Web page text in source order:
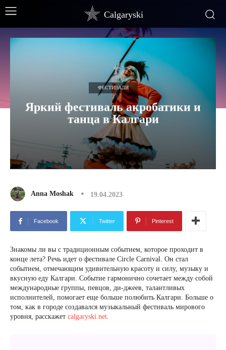
Calgaryski
ФЕСТИВАЛИ
Яркий фестиваль акробатики и
танца в Калгари
Anna Moshak 19.04.2023
Facebook Twitter Pinterest
Знакомы ли вы с традиционным событием, которое проходит в
конце лета? Речь идет о фестивале Circle Carnival. Он стал
событием, отмечающим удивительную красоту и силу, музыку и
вкусную еду Калгари. Событие гармонично сочетает между собой
международные группы, певцов, ди-джеев, талантливых
исполнителей, помогает еще больше полюбить Калгари. Больше о
том, как в городе создавался музыкальный фестиваль мирового
уровня, расскажет calgaryski.net.